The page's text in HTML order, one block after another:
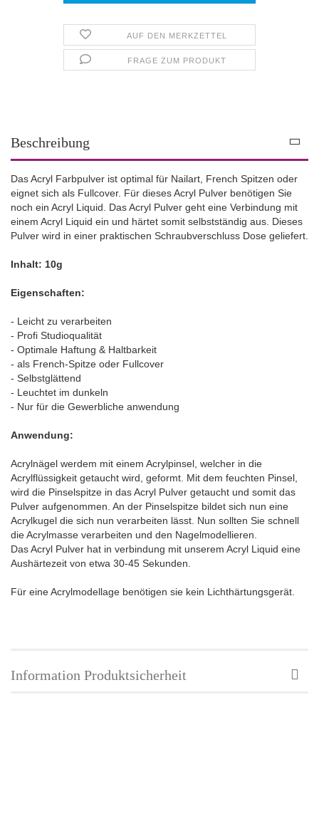
AUF DEN MERKZETTEL
FRAGE ZUM PRODUKT
Beschreibung
Das Acryl Farbpulver ist optimal für Nailart, French Spitzen oder
eignet sich als Fullcover. Für dieses Acryl Pulver benötigen Sie
noch ein Acryl Liquid. Das Acryl Pulver geht eine Verbindung mit
einem Acryl Liquid ein und härtet somit selbstständig aus. Dieses
Pulver wird in einer praktischen Schraubverschluss Dose geliefert.
Inhalt: 10g
Eigenschaften:
- Leicht zu verarbeiten
- Profi Studioqualität
- Optimale Haftung & Haltbarkeit
- als French-Spitze oder Fullcover
- Selbstglättend
- Leuchtet im dunkeln
- Nur für die Gewerbliche anwendung
Anwendung:
Acrylnägel werdem mit einem Acrylpinsel, welcher in die
Acrylflüssigkeit getaucht wird, geformt. Mit dem feuchten Pinsel,
wird die Pinselspitze in das Acryl Pulver getaucht und somit das
Pulver aufgenommen. An der Pinselspitze bildet sich nun eine
Acrylkugel die sich nun verarbeiten lässt. Nun sollten Sie schnell
die Acrylmasse verarbeiten und den Nagelmodellieren.
Das Acryl Pulver hat in verbindung mit unserem Acryl Liquid eine
Aushärtezeit von etwa 30-45 Sekunden.
Für eine Acrylmodellage benötigen sie kein Lichthärtungsgerät.
Information Produktsicherheit